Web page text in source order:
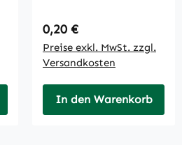
Regulärer Preis:
0,20 €
Preise exkl. MwSt. zzgl.
Versandkosten
In den Warenkorb